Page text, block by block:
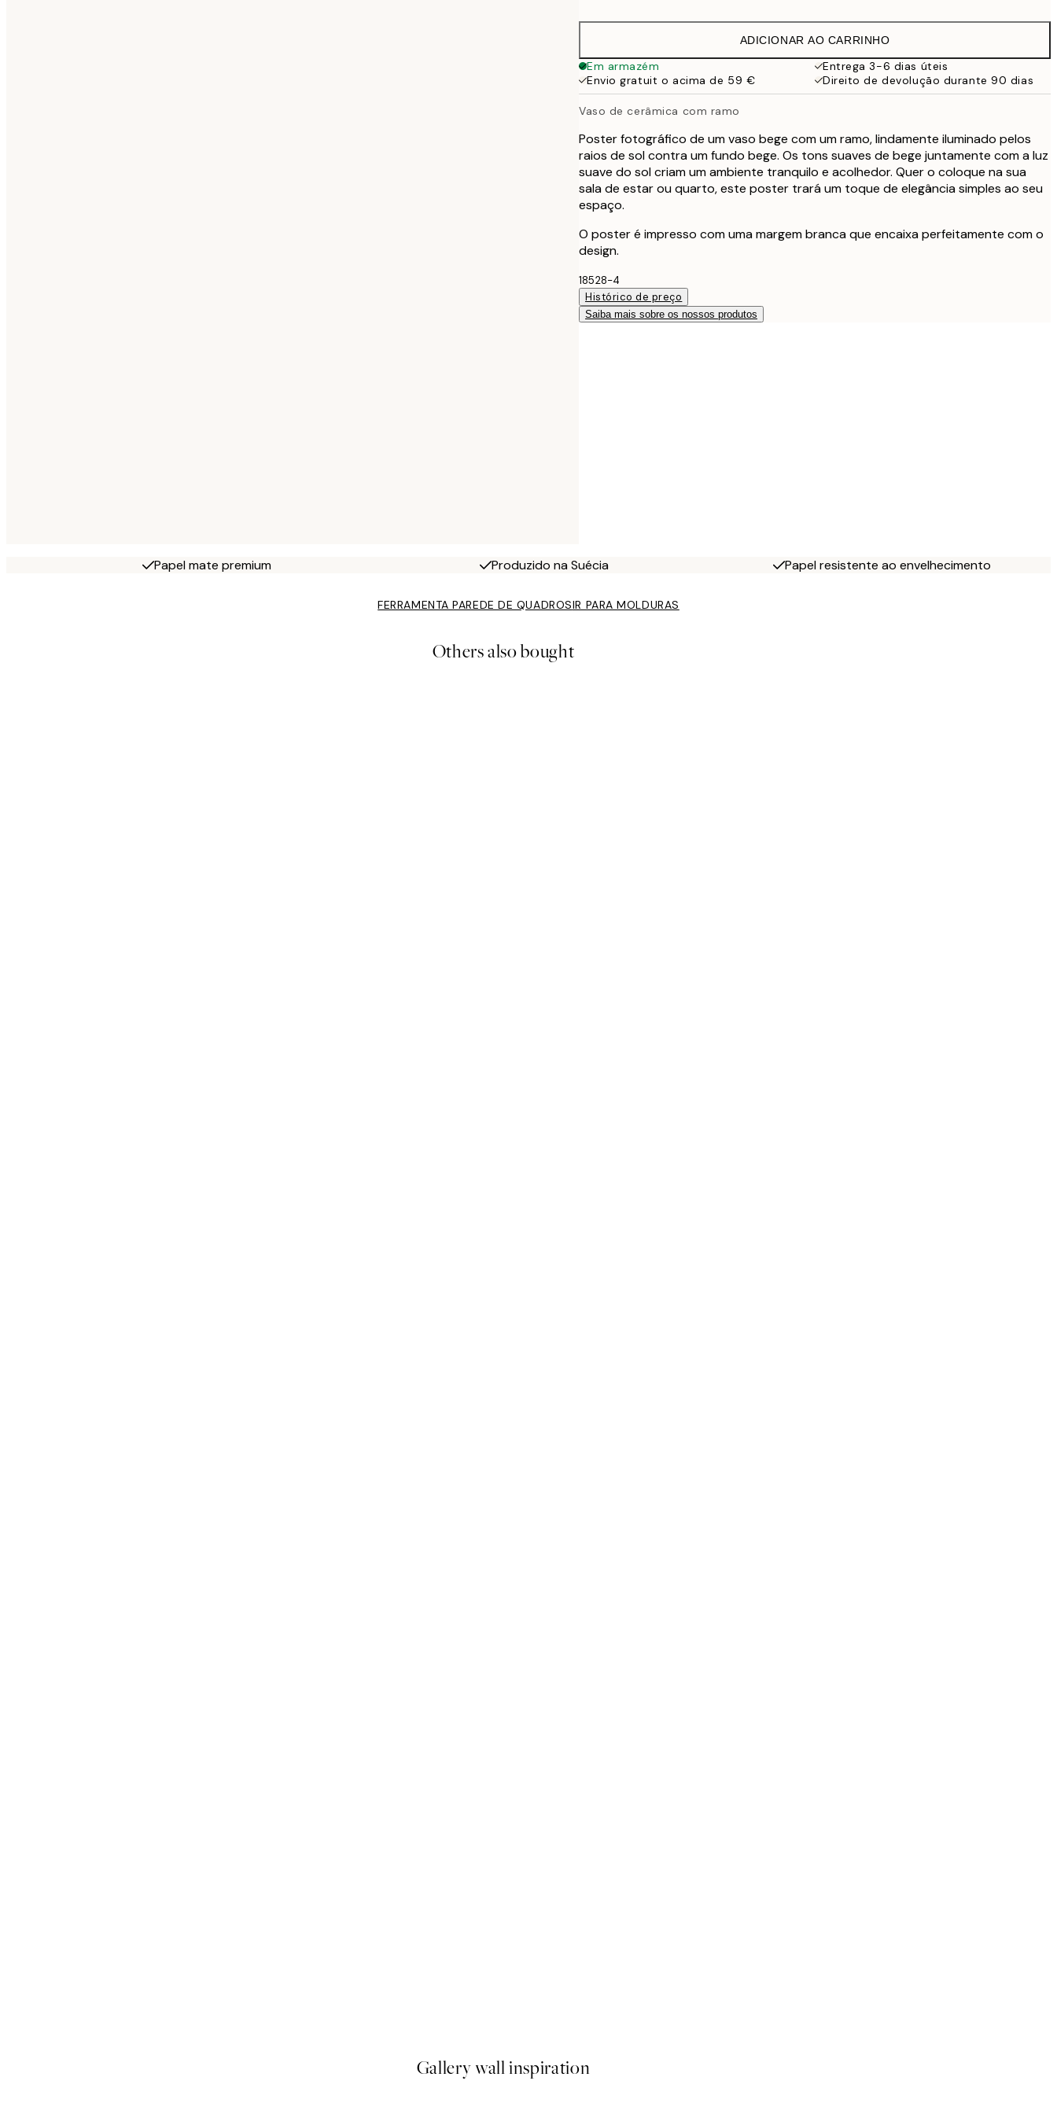
19,95 €
32,45 €
70x100 cm 24,50 €
49 €
ADICIONAR AO CARRINHO
Em armazém
Entrega 3-6 dias úteis
Envio gratuit o acima de 59 €
Direito de devolução durante 90 dias
Vaso de cerâmica com ramo
Poster fotográfico de um vaso bege com um ramo, lindamente iluminado pelos
raios de sol contra um fundo bege. Os tons suaves de bege juntamente com a luz
suave do sol criam um ambiente tranquilo e acolhedor. Quer o coloque na sua
sala de estar ou quarto, este poster trará um toque de elegância simples ao seu
espaço.
O poster é impresso com uma margem branca que encaixa perfeitamente com o
design.
18528-4
Histórico de preço
Saiba mais sobre os nossos produtos
Papel mate premium Produzido na Suécia Papel resistente ao envelhecimento
FERRAMENTA PAREDE DE QUADROSIR PARA MOLDURAS
Others also bought
Gallery wall inspiration